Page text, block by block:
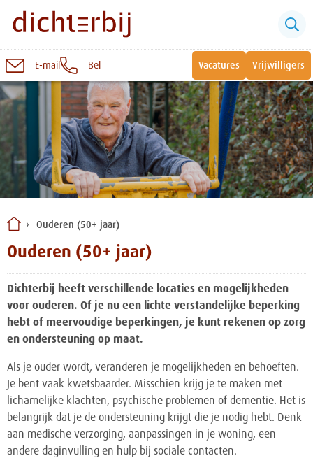
Naar
inhoud
E-mail Bel Vacatures Vrijwilligers
Ouderen (50+ jaar)
Ouderen (50+ jaar)
Dichterbij heeft verschillende locaties en mogelijkheden
voor ouderen. Of je nu een lichte verstandelijke beperking
hebt of meervoudige beperkingen, je kunt rekenen op zorg
en ondersteuning op maat.
Als je ouder wordt, veranderen je mogelijkheden en behoeften.
Je bent vaak kwetsbaarder. Misschien krijg je te maken met
lichamelijke klachten, psychische problemen of dementie. Het is
belangrijk dat je de ondersteuning krijgt die je nodig hebt. Denk
aan medische verzorging, aanpassingen in je woning, een
andere daginvulling en hulp bij sociale contacten.
Sluiten
Snel naar:
Wonen bij Dichterbij
Vrije dagbestedingsplekken